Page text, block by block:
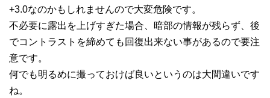
+3.0なのかもしれませんので大変危険です。
不必要に露出を上げすぎた場合、暗部の情報が残らず、後
でコントラストを締めても回復出来ない事があるので要注
意です。
何でも明るめに撮っておけば良いというのは大間違いです
ね。